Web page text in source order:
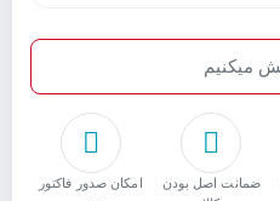
ﺿﻤﺎﻧﺖ اﺻﻞ ﺑﻮدن
امکان صدور فاکتور
میکنیم